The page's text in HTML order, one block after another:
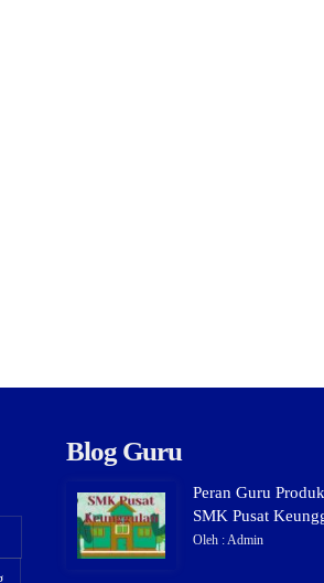
Blog Guru
Peran Guru
SMK Pusat
Oleh : Admin